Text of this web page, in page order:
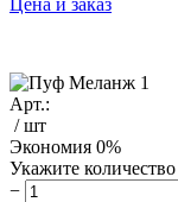
Арт.:
/ шт
Экономия 0%
Укажите количество
−